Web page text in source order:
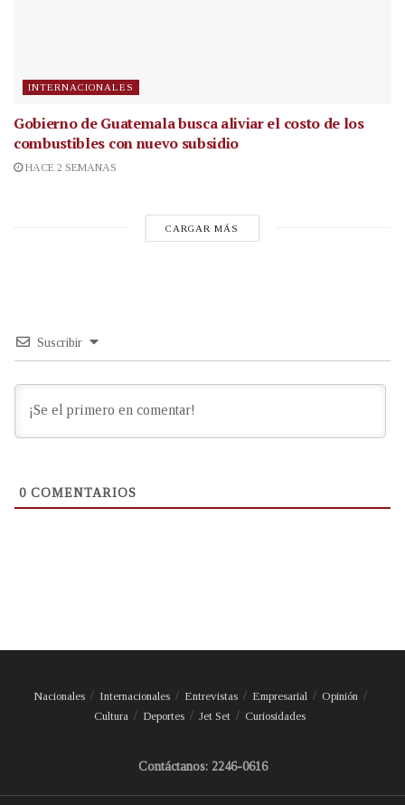
INTERNACIONALES
Gobierno de Guatemala busca aliviar el costo de los
combustibles con nuevo subsidio
HACE 2 SEMANAS
CARGAR MÁS
Suscribir
0 COMENTARIOS
Nacionales Internacionales Entrevistas Empresarial
Opinión
Cultura
Deportes Jet Set Curiosidades
Contáctanos: 2246-0616